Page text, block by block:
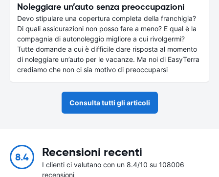
Noleggiare un’auto senza preoccupazioni
Devo stipulare una copertura completa della franchigia?
Di quali assicurazioni non posso fare a meno? E qual è la
compagnia di autonoleggio migliore a cui rivolgermi?
Tutte domande a cui è difficile dare risposta al momento
di noleggiare un’auto per le vacanze. Ma noi di EasyTerra
crediamo che non ci sia motivo di preoccuparsi
Consulta tutti gli articoli
8.4 Recensioni recenti
I clienti ci valutano con un 8.4/10 su 108006
recensioni